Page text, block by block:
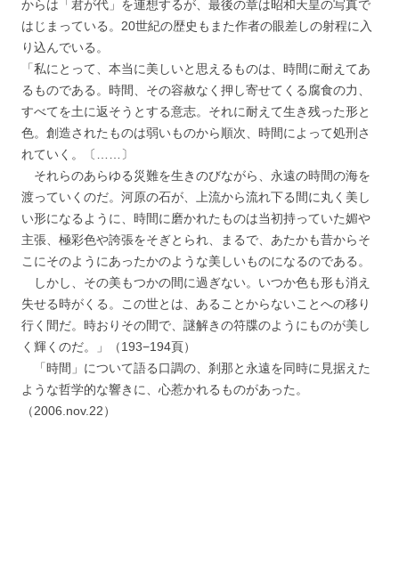
からは「君が代」を連想するが、最後の章は昭和天皇の写真で
はじまっている。20世紀の歴史もまた作者の眼差しの射程に入
り込んでいる。
「私にとって、本当に美しいと思えるものは、時間に耐えてあ
るものである。時間、その容赦なく押し寄せてくる腐食の力、
すべてを土に返そうとする意志。それに耐えて生き残った形と
色。創造されたものは弱いものから順次、時間によって処刑さ
れていく。〔……〕
それらのあらゆる災難を生きのびながら、永遠の時間の海を
渡っていくのだ。河原の石が、上流から流れ下る間に丸く美し
い形になるように、時間に磨かれたものは当初持っていた媚や
主張、極彩色や誇張をそぎとられ、まるで、あたかも昔からそ
こにそのようにあったかのような美しいものになるのである。
しかし、その美もつかの間に過ぎない。いつか色も形も消え
失せる時がくる。この世とは、あることからないことへの移り
行く間だ。時おりその間で、謎解きの符牒のようにものが美し
く輝くのだ。」（193−194頁）
「時間」について語る口調の、刹那と永遠を同時に見据えた
ような哲学的な響きに、心惹かれるものがあった。
（2006.nov.22）